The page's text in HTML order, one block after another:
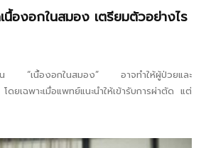
นื้องอกในสมอง เตรียมตัวอย่างไร
ป็น “เนื้องอกในสมอง” อาจทำให้ผู้ป่วยและ
ยเฉพาะเมื่อแพทย์แนะนำให้เข้ารับการผ่าตัด แต่